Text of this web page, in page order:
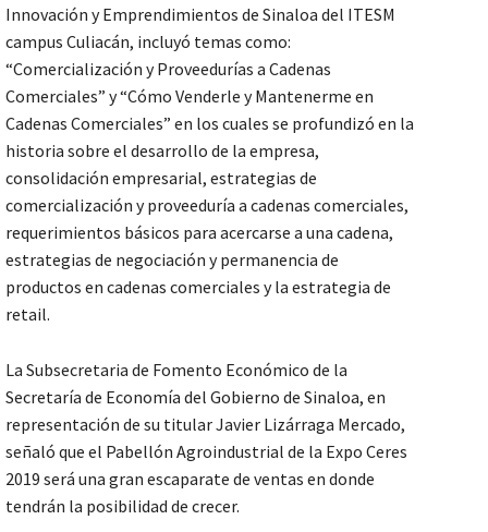
Innovación y Emprendimientos de Sinaloa del ITESM
campus Culiacán, incluyó temas como:
“Comercialización y Proveedurías a Cadenas
Comerciales” y “Cómo Venderle y Mantenerme en
Cadenas Comerciales” en los cuales se profundizó en la
historia sobre el desarrollo de la empresa,
consolidación empresarial, estrategias de
comercialización y proveeduría a cadenas comerciales,
requerimientos básicos para acercarse a una cadena,
estrategias de negociación y permanencia de
productos en cadenas comerciales y la estrategia de
retail.
La Subsecretaria de Fomento Económico de la
Secretaría de Economía del Gobierno de Sinaloa, en
representación de su titular Javier Lizárraga Mercado,
señaló que el Pabellón Agroindustrial de la Expo Ceres
2019 será una gran escaparate de ventas en donde
tendrán la posibilidad de crecer.